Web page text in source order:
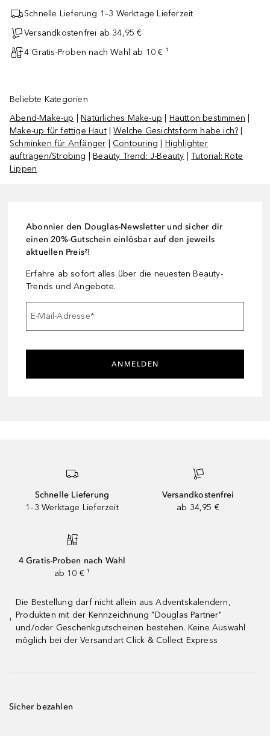
Schnelle Lieferung 1–3 Werktage Lieferzeit
Versandkostenfrei ab 34,95 €
4 Gratis-Proben nach Wahl ab 10 € ¹
Beliebte Kategorien
Abend-Make-up |Natürliches Make-up Hautton bestimmen
Make-up für fettige Haut|Welche Gesichtsform habe ich?
Schminken für Anfänger
Contouring
Highlighter
auftragen/Strobing |Beauty Trend: J-Beauty |Tutorial: Rote
Lippen
Abonnier den Douglas-Newsletter und sicher dir
einen 20%-Gutschein einlösbar auf den jeweils
aktuellen Preis²!
Erfahre ab sofort alles über die neuesten Beauty-
Trends und Angebote.
E-Mail-Adresse*
ANMELDEN
Schnelle Lieferung
1–3 Werktage Lieferzeit
Versandkostenfrei
ab 34,95 €
4 Gratis-Proben nach Wahl
ab 10 € ¹
¹
Die Bestellung darf nicht allein aus Adventskalendern,
Produkten mit der Kennzeichnung "Douglas Partner"
und/oder Geschenkgutscheinen bestehen. Keine Auswahl
möglich bei der Versandart Click & Collect Express
Sicher bezahlen